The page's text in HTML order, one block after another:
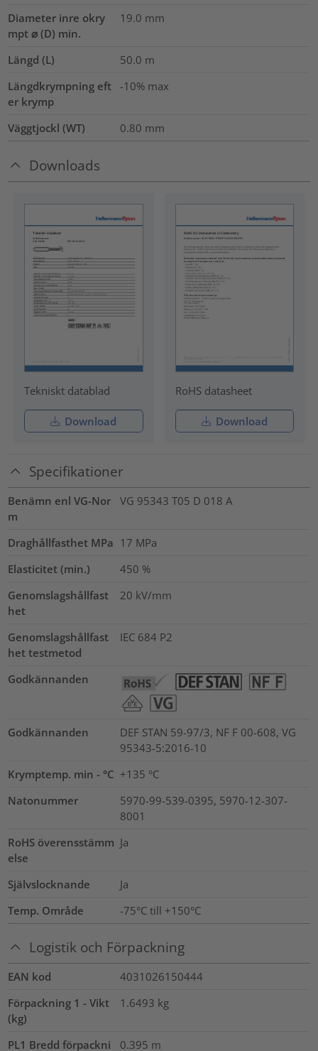
Diameter inre okry
mpt ⌀ (D) min.
19.0 mm
Längd (L) 50.0 m
Längdkrympning eft
er krymp
-10% max
Väggtjockl (WT) 0.80 mm
Downloads
Tekniskt datablad
Download
RoHS datasheet
Download
Specifikationer
Benämn enl VG-Nor
m
VG 95343 T05 D 018 A
Draghållfasthet MPa 17 MPa
Elasticitet (min.)
450 %
Genomslagshållfast
het
20 kV/mm
Genomslagshållfast
het testmetod
IEC 684 P2
Godkännanden
Godkännanden
DEF STAN 59-97/3, NF F 00-608, VG
95343-5:2016-10
Krymptemp. min - °C +135 °C
Natonummer
5970-99-539-0395, 5970-12-307-
8001
RoHS överensstämm
else
Ja
Självslocknande
Ja
Temp. Område
-75°C till +150°C
Logistik och Förpackning
EAN kod
4031026150444
Förpackning 1 - Vikt
(kg)
1.6493 kg
PL1 Bredd förpackni 0.395 m